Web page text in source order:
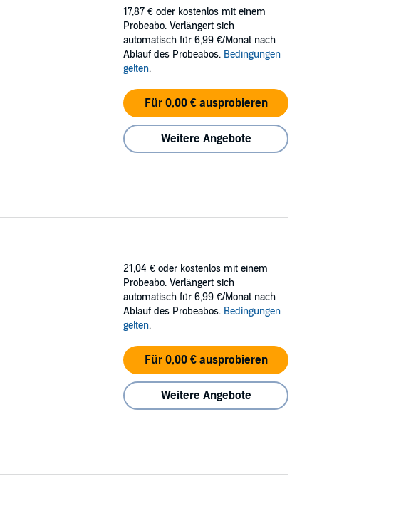
17,87 € oder kostenlos mit einem
Probeabo. Verlängert sich
automatisch für 6,99 €/Monat nach
Ablauf des Probeabos. Bedingungen
gelten.
Für 0,00 € ausprobieren
Weitere Angebote
21,04 € oder kostenlos mit einem
Probeabo. Verlängert sich
automatisch für 6,99 €/Monat nach
Ablauf des Probeabos. Bedingungen
gelten.
Für 0,00 € ausprobieren
Weitere Angebote